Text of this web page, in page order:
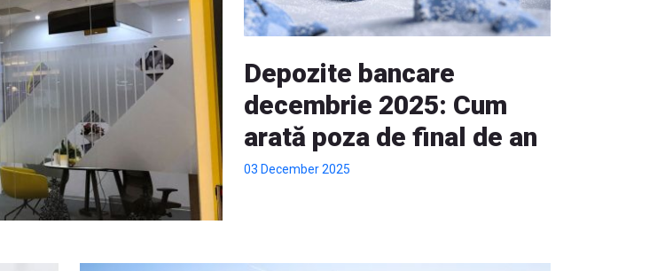
Depozite bancare
decembrie 2025: Cum
arată poza de final de an
03 December 2025